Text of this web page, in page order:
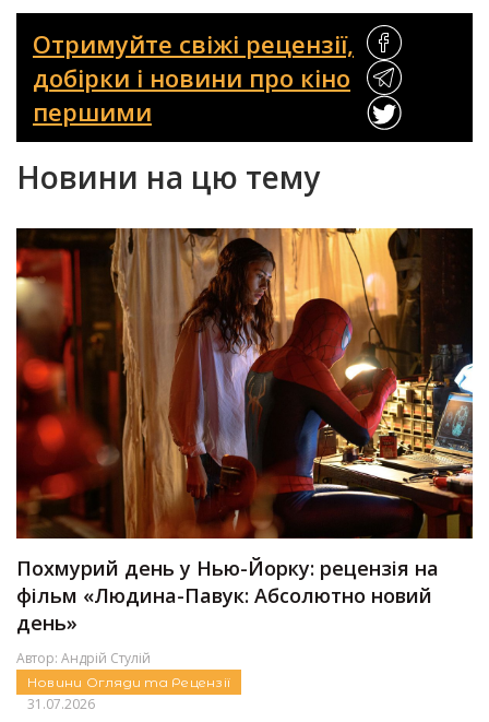
Отримуйте свіжі рецензії,
добірки і новини про кіно
першими
Новини на цю тему
Похмурий день у Нью-Йорку: рецензія на
фільм «Людина-Павук: Абсолютно новий
день»
Автор: Андрій Стулій
Новини Огляди та Рецензії
31.07.2026